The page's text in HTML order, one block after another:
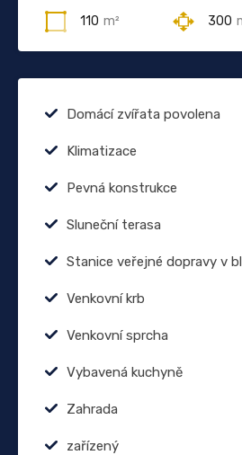
110 m² 300
Domácí zvířata povolena
Klimatizace
Pevná konstrukce
Sluneční terasa
Stanice veřejné dopravy v
Venkovní krb
Venkovní sprcha
Vybavená kuchyně
Zahrada
zařízený